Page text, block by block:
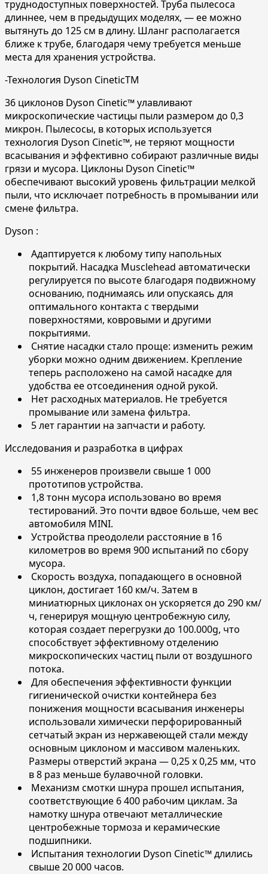
труднодоступных поверхностей. Труба пылесоса
длиннее, чем в предыдущих моделях, — ее можно
вытянуть до 125 см в длину. Шланг располагается
ближе к трубе, благодаря чему требуется меньше
места для хранения устройства.
-Технология Dyson CineticTM
36 циклонов Dyson Cinetic™ улавливают
микроскопические частицы пыли размером до 0,3
микрон. Пылесосы, в которых используется
технология Dyson Cinetic™, не теряют мощности
всасывания и эффективно собирают различные виды
грязи и мусора. Циклоны Dyson Cinetic™
обеспечивают высокий уровень фильтрации мелкой
пыли, что исключает потребность в промывании или
смене фильтра.
Dyson :
Адаптируется к любому типу напольных
покрытий. Насадка Musclehead автоматически
регулируется по высоте благодаря подвижному
основанию, поднимаясь или опускаясь для
оптимального контакта с твердыми
поверхностями, ковровыми и другими
покрытиями.
Снятие насадки стало проще: изменить режим
уборки можно одним движением. Крепление
теперь расположено на самой насадке для
удобства ее отсоединения одной рукой.
Нет расходных материалов. Не требуется
промывание или замена фильтра.
5 лет гарантии на запчасти и работу.
Исследования и разработка в цифрах
55 инженеров произвели свыше 1 000
прототипов устройства.
1,8 тонн мусора использовано во время
тестирований. Это почти вдвое больше, чем вес
автомобиля MINI.
Устройства преодолели расстояние в 16
километров во время 900 испытаний по сбору
мусора.
Скорость воздуха, попадающего в основной
циклон, достигает 160 км/ч. Затем в
миниатюрных циклонах он ускоряется до 290 км/
ч, генерируя мощную центробежную силу,
которая создает перегрузки до 100.000g, что
способствует эффективному отделению
микроскопических частиц пыли от воздушного
потока.
Для обеспечения эффективности функции
гигиенической очистки контейнера без
понижения мощности всасывания инженеры
использовали химически перфорированный
сетчатый экран из нержавеющей стали между
основным циклоном и массивом маленьких.
Размеры отверстий экрана — 0,25 х 0,25 мм, что
в 8 раз меньше булавочной головки.
Механизм смотки шнура прошел испытания,
соответствующие 6 400 рабочим циклам. За
намотку шнура отвечают металлические
центробежные тормоза и керамические
подшипники.
Испытания технологии Dyson Cinetic™ длились
свыше 20 000 часов.